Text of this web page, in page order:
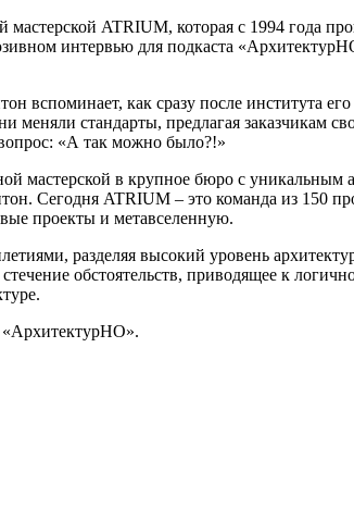
мастерской ATRIUM, которая с 1994 года
интервью для подкаста
вспоминает, как сразу после института
стандарты, предлагая заказчикам
«А так можно было?!»
мастерской в крупное бюро с
Сегодня ATRIUM – это команда из 150
проекты и метавселенную.
разделяя высокий уровень
обстоятельств, приводящее к
«АрхитектурНО».